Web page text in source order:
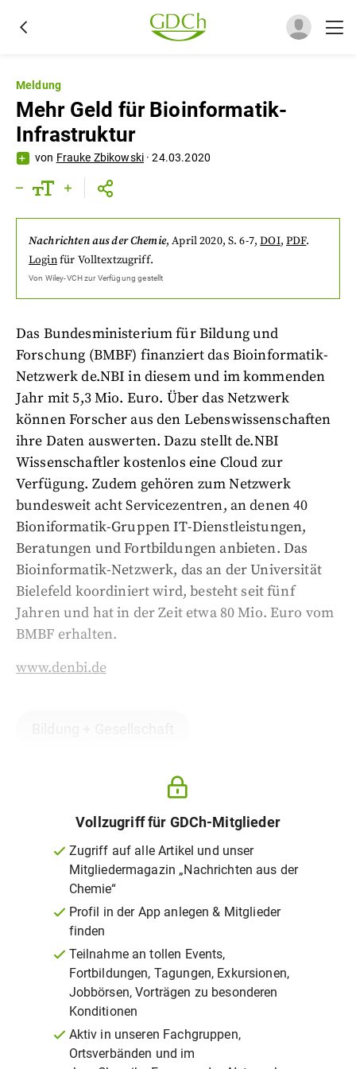
Meldung
Mehr Geld für Bioinformatik-
Infrastruktur
von Frauke Zbikowski ·24.03.2020
Nachrichten aus der Chemie,April 2020, S. 6-7,DOI,PDF.
Loginfür Volltextzugriff.
Von Wiley-VCHzur Verfügung gestellt
Das Bundesministerium für Bildung und
Forschung (BMBF) finanziert das Bioinformatik-
Netzwerk de.NBI in diesem und im kommenden
Jahr mit 5,3 Mio. Euro. Über das Netzwerk
können Forscher aus den Lebenswissenschaften
ihre Daten auswerten. Dazu stellt de.NBI
Wissenschaftler kostenlos eine Cloud zur
Verfügung. Zudem gehören zum Netzwerk
bundesweit acht Servicezentren, an denen 40
Bioniformatik-Gruppen IT-Dienstleistungen,
Beratungen und Fortbildungen anbieten. Das
Bioinformatik-Netzwerk, das an der Universität
Bielefeld koordiniert wird, besteht seit fünf
Jahren und hat in der Zeit etwa 80 Mio. Euro vom
BMBF erhalten.
www.denbi.de
Vollzugriff für GDCh-Mitglieder
Zugriff auf alle Artikel und unser
Mitgliedermagazin „Nachrichten aus der
Chemie“
Profil in der App anlegen & Mitglieder
finden
Teilnahme an tollen Events,
Fortbildungen, Tagungen, Exkursionen,
Jobbörsen, Vorträgen zu besonderen
Konditionen
Aktiv in unseren Fachgruppen,
Ortsverbänden und im